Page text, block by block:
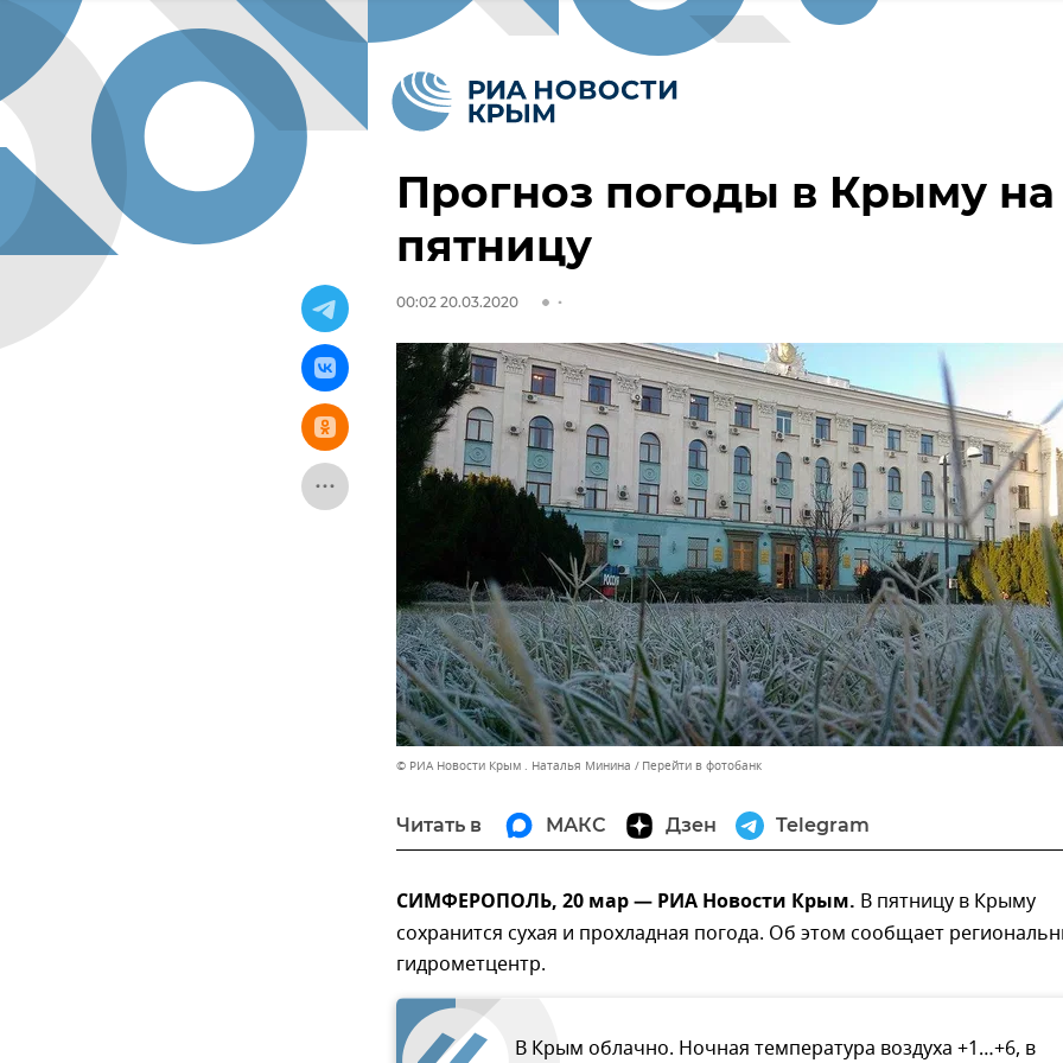
Прогноз погоды в Крыму на
пятницу
00:02 20.03.2020
© РИА Новости Крым . Наталья Минина Перейти в фотобанк
Читать в МАКС Дзен Telegram
СИМФЕРОПОЛЬ, 20 мар — РИА Новости Крым. В пятницу в Крыму
сохранится сухая и прохладная погода. Об этом сообщает
гидрометцентр.
В Крым облачно. Ночная температура воздуха +1…+6, в